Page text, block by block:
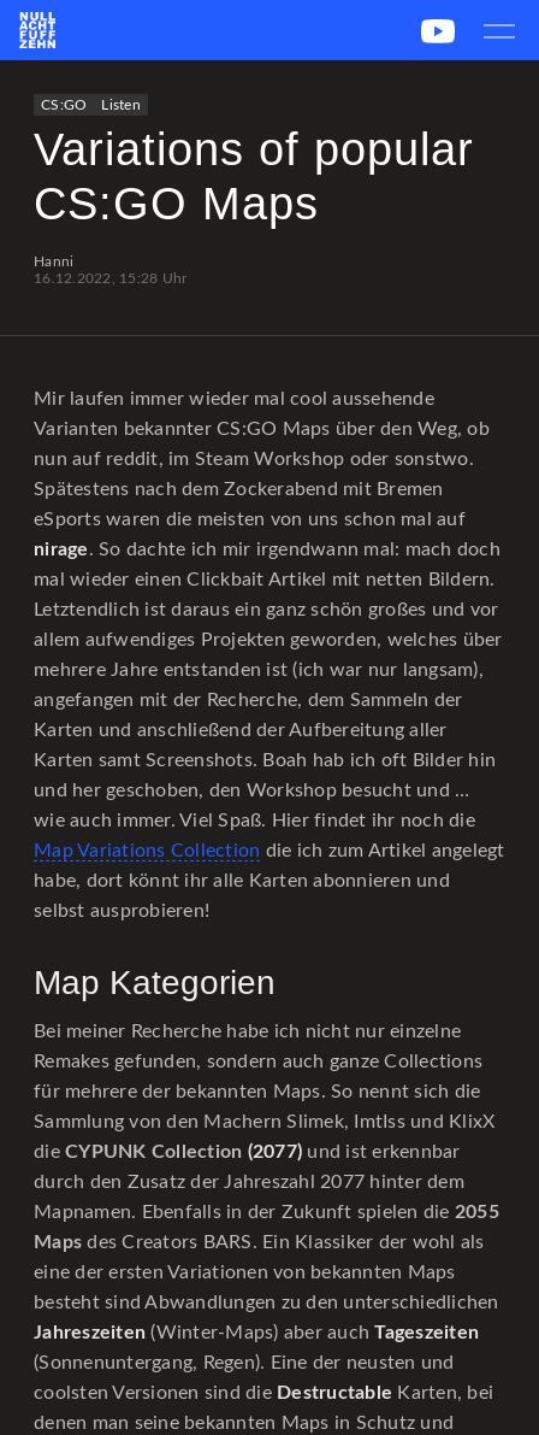
CS:GO Listen
Variations of popular
CS:GO Maps
Hanni
16.12.2022, 15:28 Uhr
Mir laufen immer wieder mal cool aussehende
Varianten bekannter CS:GO Maps über den Weg, ob
nun auf reddit, im Steam Workshop oder sonstwo.
Spätestens nach dem Zockerabend mit Bremen
eSports waren die meisten von uns schon mal auf
nirage. So dachte ich mir irgendwann mal: mach doch
mal wieder einen Clickbait Artikel mit netten Bildern.
Letztendlich ist daraus ein ganz schön großes und vor
allem aufwendiges Projekten geworden, welches über
mehrere Jahre entstanden ist (ich war nur langsam),
angefangen mit der Recherche, dem Sammeln der
Karten und anschließend der Aufbereitung aller
Karten samt Screenshots. Boah hab ich oft Bilder hin
und her geschoben, den Workshop besucht und …
wie auch immer. Viel Spaß. Hier findet ihr noch die
Map Variations Collection die ich zum Artikel angelegt
habe, dort könnt ihr alle Karten abonnieren und
selbst ausprobieren!
Map Kategorien
Bei meiner Recherche habe ich nicht nur einzelne
Remakes gefunden, sondern auch ganze Collections
für mehrere der bekannten Maps. So nennt sich die
Sammlung von den Machern Slimek, ImtIss und KlixX
die CYPUNK Collection (2077) und ist erkennbar
durch den Zusatz der Jahreszahl 2077 hinter dem
Mapnamen. Ebenfalls in der Zukunft spielen die 2055
Maps des Creators BARS. Ein Klassiker der wohl als
eine der ersten Variationen von bekannten Maps
besteht sind Abwandlungen zu den unterschiedlichen
Jahreszeiten(Winter-Maps) aber auchTageszeiten
(Sonnenuntergang, Regen). Eine der neusten und
coolsten Versionen sind die Destructable Karten, bei
denen man seine bekannten Maps in Schutz und